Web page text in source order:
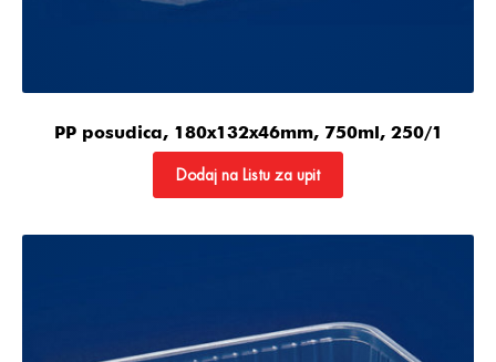
PP posudica, 180x132x46mm, 750ml, 250/1
Dodaj na Listu za upit